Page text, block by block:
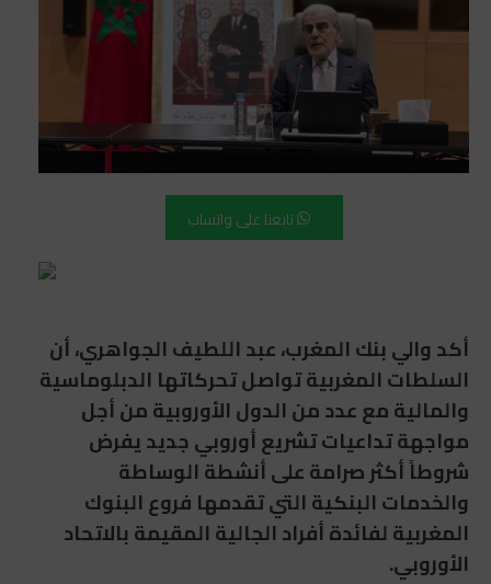
تابعنا على واتساب
أكد والي بنك المغرب، عبد اللطيف الجواهري، أن
السلطات المغربية تواصل تحركاتها الدبلوماسية
والمالية مع عدد من الدول الأوروبية من أجل
مواجهة تداعيات تشريع أوروبي جديد يفرض
شروطاً أكثر صرامة على أنشطة الوساطة
والخدمات البنكية التي تقدمها فروع البنوك
المغربية لفائدة أفراد الجالية المقيمة بالاتحاد
الأوروبي.